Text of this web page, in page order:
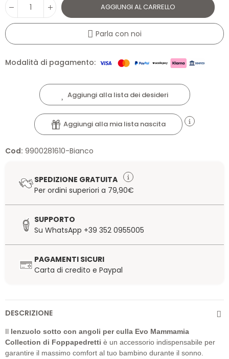
AGGIUNGI AL CARRELLO
Parla con noi
Modalità di pagamento:
Aggiungi alla lista dei desideri
Aggiungi alla mia lista nascita
Cod: 9900281610-Bianco
SPEDIZIONE GRATUITA
Per ordini superiori a 79,90€
SUPPORTO
Su WhatsApp +39 352 0955005
PAGAMENTI SICURI
Carta di credito e Paypal
DESCRIZIONE
Il lenzuolo sotto con angoli per culla Evo Mammamia
Collection di Foppapedretti è un accessorio indispensabile per
garantire il massimo comfort al tuo bambino durante il sonno.